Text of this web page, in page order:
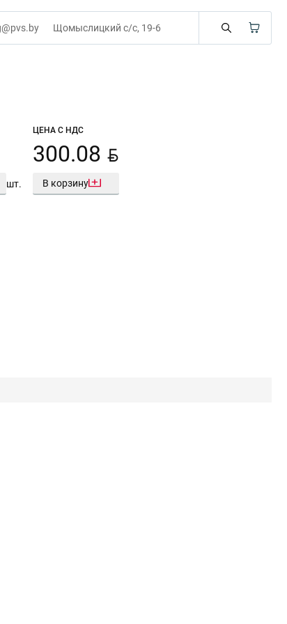
Щомыслицкий с/с, 19-6
шт.
ЦЕНА С НДС
300.08 BYN
В корзину